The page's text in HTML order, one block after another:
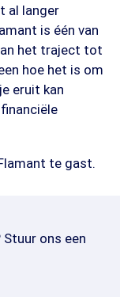
al langer
is één van
het traject tot
hoe het is om
eruit kan
te gast.
ons een